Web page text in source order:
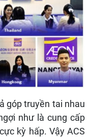
góp truyền tai nhau
như là cung cấp
kỳ hấp. Vậy ACS